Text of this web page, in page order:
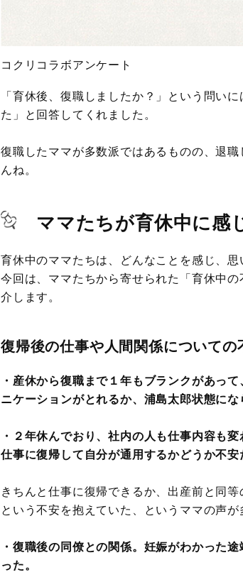
コクリコラボアンケート
「育休後、復職しましたか？」という問い
た」と回答してくれました。
復職したママが多数派ではあるものの、退
んね。
ママたちが育休中に感
育休中のママたちは、どんなことを感じ、
今回は、ママたちから寄せられた「育休中
介します。
復帰後の仕事や人間関係についての
・産休から復職まで１年もブランクがあっ
ニケーションがとれるか、浦島太郎状態にな
・２年休んでおり、社内の人も仕事内容も
仕事に復帰して自分が通用するかどうか不安
きちんと仕事に復帰できるか、出産前と同
という不安を抱えていた、というママの声が
・復職後の同僚との関係。妊娠がわかった
った。